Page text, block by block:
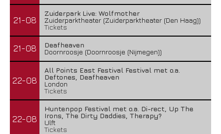
21-08
Zuiderpark Live: Wolfmother
Zuiderparktheater (Zuiderparktheater (Den Haag))
Tickets
21-08
Deafheaven
Doornroosje (Doornroosje (Nijmegen))
22-08
All Points East Festival Festival met o.a.
Deftones, Deafheaven
London
Tickets
22-08
Huntenpop Festival met o.a. Di-rect, Up The
Irons, The Dirty Daddies, Therapy?
Ulft
Tickets